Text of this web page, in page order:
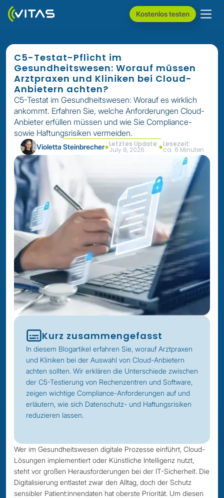
Kostenlos testen
C5-Testat-Pflicht im
Gesundheitswesen: Worauf müssen
Arztpraxen und Kliniken bei Cloud-
Anbietern achten?
C5-Testat im Gesundheitswesen: Worauf es wirklich
ankommt. Erfahren Sie, welche Anforderungen Cloud-
Anbieter erfüllen müssen und wie Sie Compliance-
sowie Haftungsrisiken vermeiden.
Violetta Steinbrecher Letztes Update:
July 8, 2026
Lesezeit:
ca. 6 Minuten
Kurz zusammengefasst
In diesem Blogartikel erfahren Sie, worauf Arztpraxen
und Kliniken bei der Auswahl von Cloud-Anbietern
achten sollten. Wir erklären die Unterschiede zwischen
der C5-Testierung von Rechenzentren und Software,
zeigen wichtige Compliance-Anforderungen auf und
erläutern, wie sich Datenschutz- und Haftungsrisiken
reduzieren lassen.
Wer im Gesundheitswesen digitale Prozesse einführt, Cloud-
Lösungen implementiert oder Künstliche Intelligenz nutzt,
steht vor großen Herausforderungen bei der IT-Sicherheit. Die
Digitalisierung entlastet zwar den Alltag, doch der Schutz
sensibler Patient:innendaten hat oberste Priorität. Um diesen